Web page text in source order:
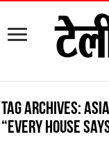
Tag Archives:
“Every House